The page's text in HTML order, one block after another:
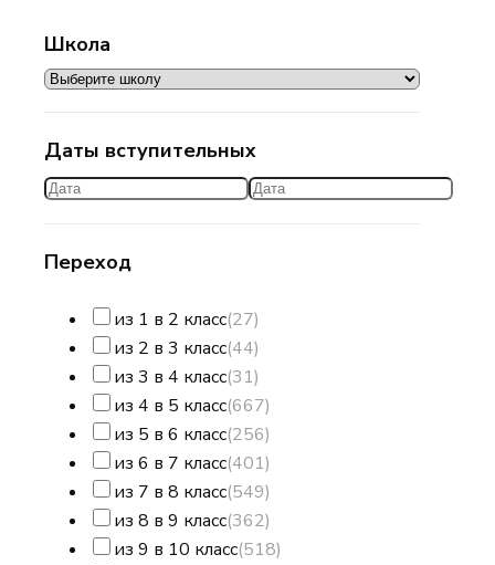
Школа
Даты вступительных
Переход
из 1 в 2 класс(27)
из 2 в 3 класс(44)
из 3 в 4 класс(31)
из 4 в 5 класс(667)
из 5 в 6 класс(256)
из 6 в 7 класс(401)
из 7 в 8 класс(549)
из 8 в 9 класс(362)
из 9 в 10 класс(518)